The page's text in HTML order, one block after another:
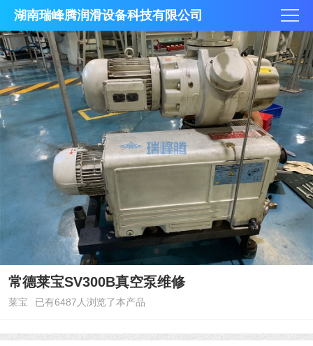
湖南瑞峰腾润滑设备科技有限公司
常德莱宝SV300B真空泵维修
莱宝 已有6487人浏览了本产品